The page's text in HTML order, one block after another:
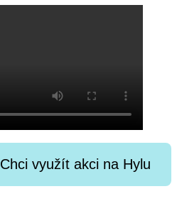
Chci využít akci na Hylu